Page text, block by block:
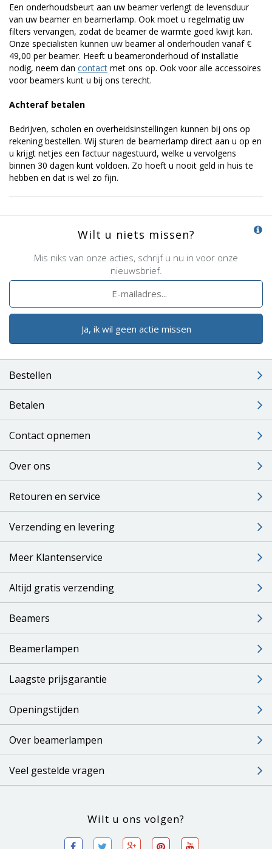
Een onderhoudsbeurt aan uw beamer verlengt de levensduur
van uw beamer en beamerlamp. Ook moet u regelmatig uw
filters vervangen, zodat de beamer de warmte goed kwijt kan.
Onze specialisten kunnen uw beamer al onderhouden vanaf €
49,00 per beamer. Heeft u beameronderhoud of installatie
nodig, neem dan contact met ons op. Ook voor alle accessoires
voor beamers kunt u bij ons terecht.
Achteraf betalen
Bedrijven, scholen en overheidsinstellingen kunnen bij ons op
rekening bestellen. Wij sturen de beamerlamp direct aan u op en
u krijgt netjes een factuur nagestuurd, welke u vervolgens
binnen 30 dagen kunt voldoen. Zo hoeft u nooit geld in huis te
hebben en dat is wel zo fijn.
Wilt u niets missen?
Mis niks van onze acties, schrijf u nu in voor onze
nieuwsbrief.
Ja, ik wil geen actie missen
Bestellen
Betalen
Contact opnemen
Over ons
Retouren en service
Verzending en levering
Meer Klantenservice
Altijd gratis verzending
Beamers
Beamerlampen
Laagste prijsgarantie
Openingstijden
Over beamerlampen
Veel gestelde vragen
Wilt u ons volgen?